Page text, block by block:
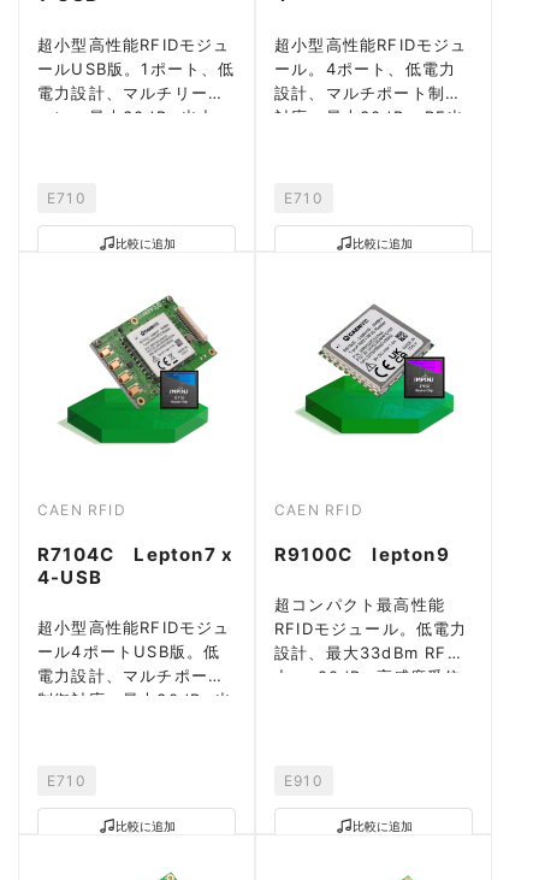
超小型高性能RFIDモジュ
ールUSB版。1ポート、低
電力設計、マルチリージ
ョン、最大30dBm出力。
E710
比較に追加
超小型高性能RFIDモジュ
ール。4ポート、低電力
設計、マルチポート制御
対応、最大30dBm RF出
E710
比較に追加
CAEN RFID
R7104C Lepton7 x
4-USB
超小型高性能RFIDモジュ
ール4ポートUSB版。低
電力設計、マルチポート
制御対応、最大30dBm出
E710
比較に追加
CAEN RFID
R9100C lepton9
超コンパクト最高性能
RFIDモジュール。低電力
設計、最大33dBm RF出
力、-90dBm高感度受信
E910
比較に追加